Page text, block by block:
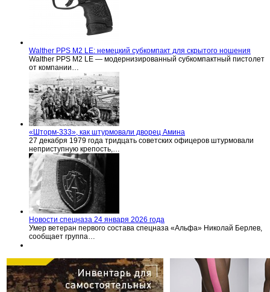
Walther PPS M2 LE: немецкий субкомпакт для скрытого ношения
Walther PPS M2 LE — модернизированный субкомпактный пистолет
от компании…
«Шторм-333», как штурмовали дворец Амина
27 декабря 1979 года тридцать советских офицеров штурмовали
неприступную крепость,…
Новости спецназа 24 января 2026 года
Умер ветеран первого состава спецназа «Альфа» Николай Берлев,
сообщает группа…